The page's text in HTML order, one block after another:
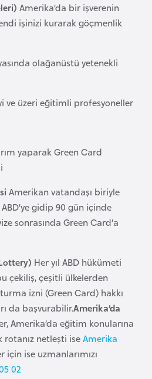
Amerika’da bir işverenin
işinizi kurarak göçmenlik
olağanüstü yetenekli
ve üzeri eğitimli profesyoneller
yaparak Green Card
Amerikan vatandaşı biriyle
ABD’ye gidip 90 gün içinde
sonrasında Green Card’a
Her yıl ABD hükümeti
çekiliş, çeşitli ülkelerden
izni (Green Card) hakkı
da başvurabilir.Amerika’da
Amerika’da eğitim konularına
rotanız netleşti iseAmerika
ise uzmanlarımızı
02